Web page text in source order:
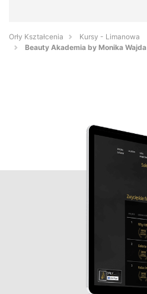
Orły Kształcenia
Kursy - Limanowa
Beauty Akademia by Monika Wajda